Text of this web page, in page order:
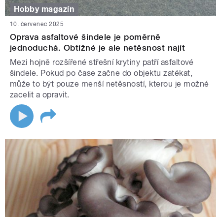
Hobby magazín
10. červenec 2025
Oprava asfaltové šindele je poměrně
jednoduchá. Obtížné je ale netěsnost najít
Mezi hojně rozšířené střešní krytiny patří asfaltové
šindele. Pokud po čase začne do objektu zatékat,
může to být pouze menší netěsností, kterou je možné
zacelit a opravit.